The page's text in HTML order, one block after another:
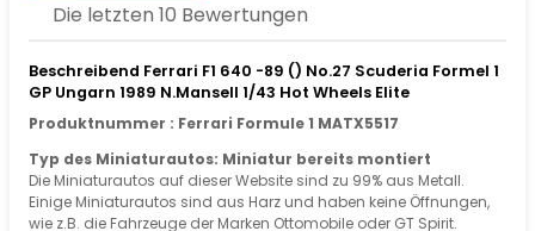
Die letzten 10 Bewertungen
Beschreibend Ferrari F1 640 -89 () No.27 Scuderia Formel 1
GP Ungarn 1989 N.Mansell 1/43 Hot Wheels Elite
Produktnummer : Ferrari Formule 1 MATX5517
Typ des Miniaturautos: Miniatur bereits montiert
Die Miniaturautos auf dieser Website sind zu 99% aus Metall.
Einige Miniaturautos sind aus Harz und haben keine Öffnungen,
wie z.B. die Fahrzeuge der Marken Ottomobile oder GT Spirit.